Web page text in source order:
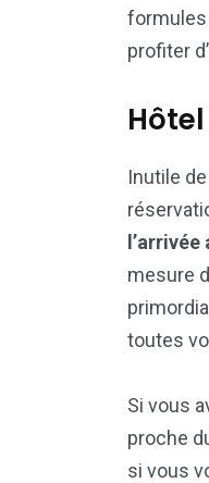
formules
profiter
Inutile
mesure
toutes
Si vous
proche
si vous